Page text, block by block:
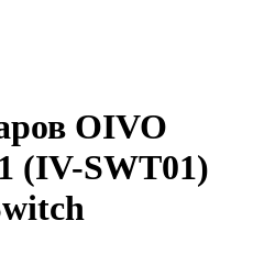
OIVO
(IV-SWT01)